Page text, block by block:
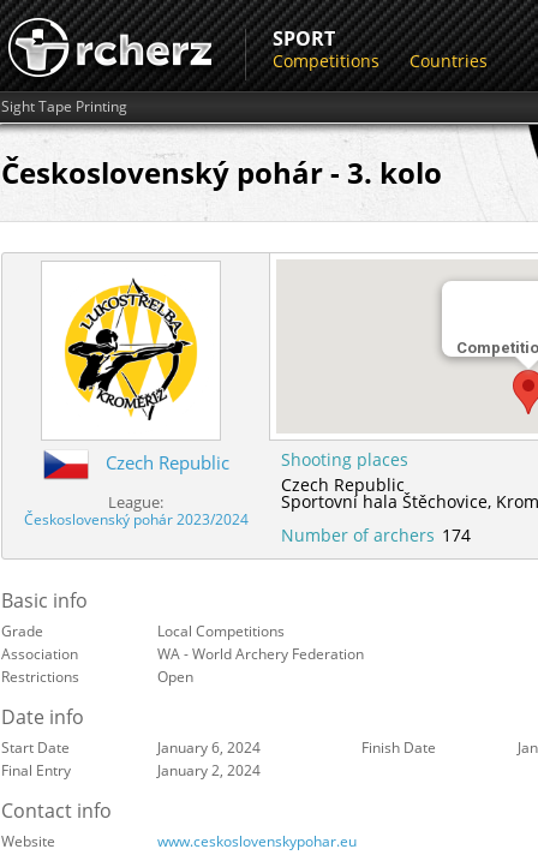
SPORT
Competitions Countries
Sight Tape Printing
Československý pohár - 3. kolo
Czech Republic
League:
Československý pohár 2023/2024
Shooting places
Czech Republic
Sportovní hala Štěchovice,
Number of archers 174
Basic info
Grade
Local Competitions
Association
WA - World Archery Federation
Restrictions
Open
Date info
Start Date January 6, 2024 Finish Date
Final Entry
January 2, 2024
Contact info
Website www.ceskoslovenskypohar.eu